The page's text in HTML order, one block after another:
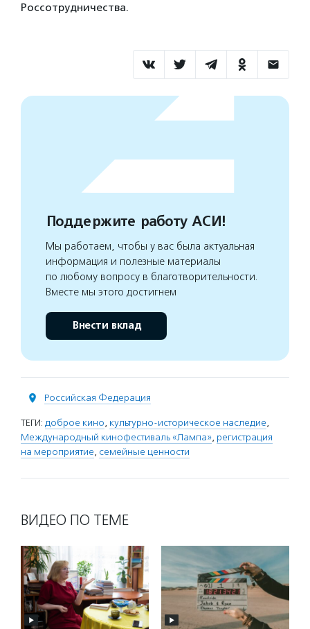
Россотрудничества.
Поддержите работу АСИ!
Мы работаем, чтобы у вас была актуальная
информация и полезные материалы
по любому вопросу в благотворительности.
Вместе мы этого достигнем
Внести вклад
Российская Федерация
ТЕГИ: доброе кино, культурно-историческое наследие,
Международный кинофестиваль «Лампа», регистрация
на мероприятие, семейные ценности
ВИДЕО ПО ТЕМЕ